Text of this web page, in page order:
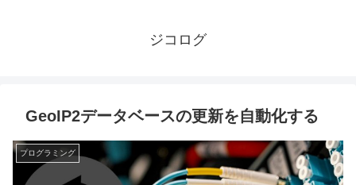
ジコログ
GeoIP2データベースの更新を自動化する
プログラミング